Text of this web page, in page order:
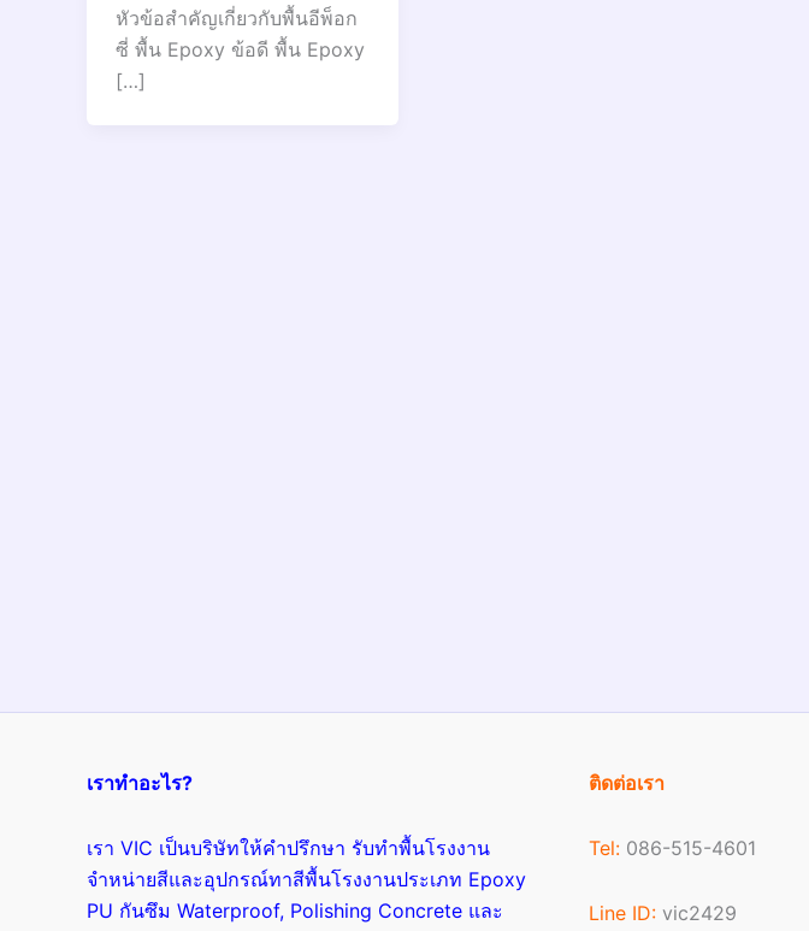
หัวข้อสำคัญเกี่ยวกับพื้นอีพ็อก
ซี่ พื้น Epoxy ข้อดี พื้น Epoxy
[…]
เราทำอะไร?
เรา VIC เป็นบริษัทให้คำปรึกษา รับทำพื้นโรงงาน
จำหน่ายสีและอุปกรณ์ทาสีพื้นโรงงานประเภท Epoxy
PU กันซึม Waterproof, Polishing Concrete และ
ติดต่อเรา
Tel:086-515-4601
Line ID:vic2429